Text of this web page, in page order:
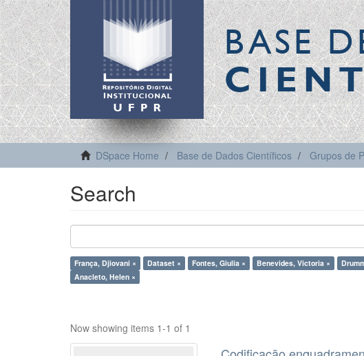
BASE
DSpace Home Base de Dados Científicos Grupos de
Search
França, Djiovani × Dataset × Fontes, Giulia × Benevides, Victoria ×
Anacleto, Helen ×
Now showing items 1-1 of 1